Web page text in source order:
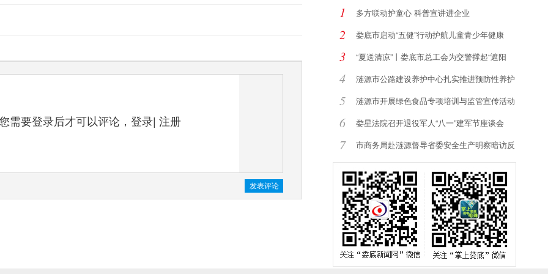
需要登录后才可以评论， 登录| 注册
1 多方联动护童心 科普宣讲进企业
2 娄底市启动“五健”行动护航儿童青少年健康
3 “夏送清凉”丨娄底市总工会为交警撑起“遮阳
4
涟源市公路建设养护中心扎实推进预防性养护
5 涟源市开展绿色食品专项培训与监管宣传活动
6 娄星法院召开退役军人“八一”建军节座谈会
7
市商务局赴涟源督导省委安全生产明察暗访反
馈